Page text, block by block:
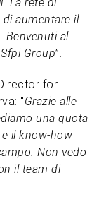
aumentare il
Benvenuti al
Group”.
for
"Grazie alle
una quota
il know-how
Non vedo
il team di